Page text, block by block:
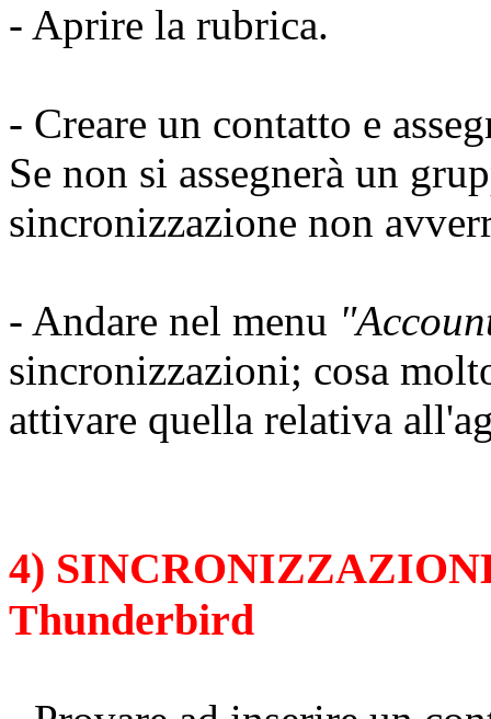
- Aprire la rubrica.
- Creare un contatto e
Se non si assegnerà un
sincronizzazione non
- Andare nel menu
sincronizzazioni; cosa
attivare quella relativa
4)
Thunderbird